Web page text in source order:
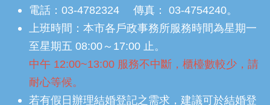
電話：03-4782324 傳真： 03-4754240。
上班時間：本市各戶政事務所服務時間為星期一
至星期五 08:00～17:00 止。
中午 12:00~13:00 服務不中斷，櫃檯數較少，請
耐心等候。
若有假日辦理結婚登記之需求，建議可於結婚登